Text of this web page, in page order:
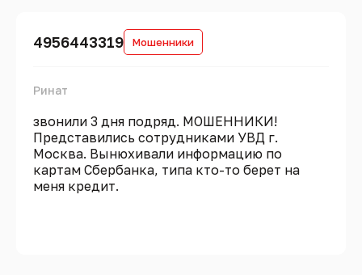
4956443319 Мошенники
Ринат
звонили 3 дня подряд. МОШЕННИКИ!
Представились сотрудниками УВД г.
Москва. Вынюхивали информацию по
картам Сбербанка, типа кто-то берет на
меня кредит.